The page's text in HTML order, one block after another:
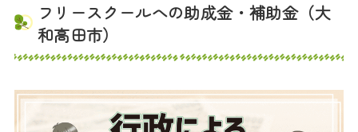
フリースクールへの助成金・補助金（大
和高田市）